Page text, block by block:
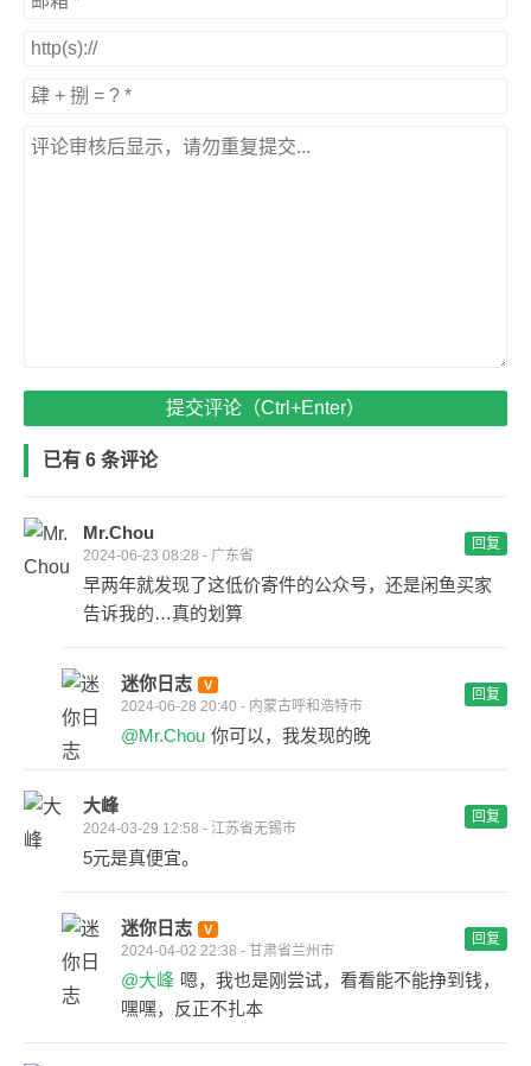
提交评论（Ctrl+Enter）
已有 6 条评论
Mr.Chou
2024-06-23 08:28 - 广东省
回复
早两年就发现了这低价寄件的公众号，还是闲鱼买家
告诉我的…真的划算
迷你日志
2024-06-28 20:40 - 内蒙古呼和浩特市
回复
@Mr.Chou 你可以，我发现的晚
大峰
2024-03-29 12:58 - 江苏省无锡市
回复
5元是真便宜。
迷你日志
2024-04-02 22:38 - 甘肃省兰州市
回复
@大峰 嗯，我也是刚尝试，看看能不能挣到钱，
嘿嘿，反正不扎本